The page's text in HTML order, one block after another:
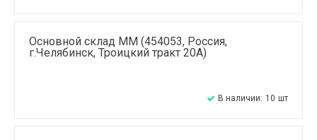
Основной склад ММ (454053, Россия,
г.Челябинск, Троицкий тракт 20А)
В наличии: 10 шт